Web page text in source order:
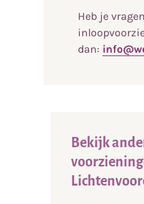
Heb je
dan:
Bekijk